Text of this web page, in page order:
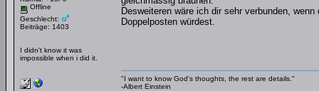
Offline
Geschlecht:
Beiträge: 1403
I didn't know it was
impossible when i did it.
Desweiteren wäre ich dir sehr verbunden,
Doppelposten würdest.
"I want to know God's thoughts, the rest are details."
-Albert Einstein